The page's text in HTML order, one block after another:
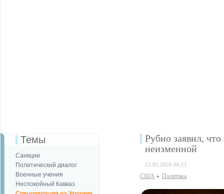
Темы
Санкции
Политический диалог
Военные учения
Неспокойный Кавказ
Рубио заявил,
неизменной
15.05.2026 06:11
США Политика